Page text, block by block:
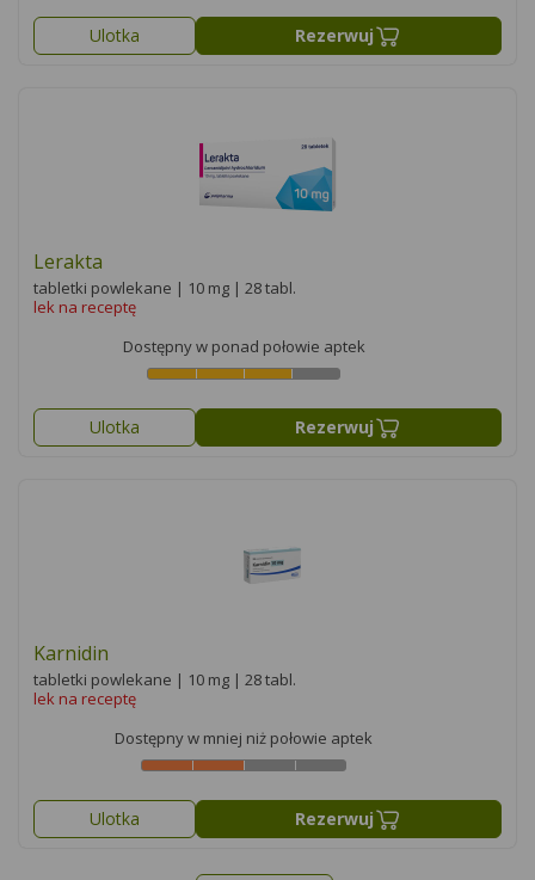
Ulotka Rezerwuj
Lerakta
tabletki powlekane | 10 mg | 28 tabl.
lek na receptę
Dostępny w ponad połowie aptek
Ulotka Rezerwuj
Karnidin
tabletki powlekane | 10 mg | 28 tabl.
lek na receptę
Dostępny w mniej niż połowie aptek
Ulotka Rezerwuj